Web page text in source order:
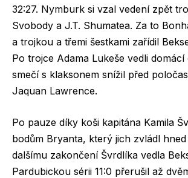
32:27. Nymburk si vzal vedení zpět
Svobody a J.T. Shumatea. Za to
a trojkou a třemi šestkami zařídil
Po trojce Adama Lukeše vedli
smečí s klaksonem snížil před
Jaquan Lawrence.
Po pauze díky koši kapitána Kamila
bodům Bryanta, který jich zvládl
dalšímu zakončení Švrdlíka vedla
Pardubickou sérii 11:0 přerušil až